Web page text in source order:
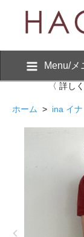
Menu/メ
〈 詳し
ホーム > ina イナ